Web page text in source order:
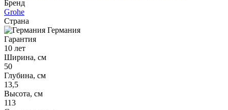
Бренд
Grohe
Страна
Германия
Гарантия
10 лет
Ширина, см
50
Глубина, см
13,5
Высота, см
113